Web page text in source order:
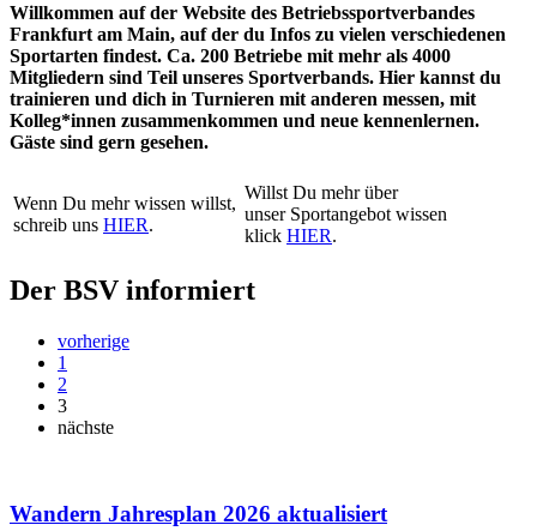
Willkommen auf der Website des Betriebssportverbandes
Frankfurt am Main, auf der du Infos zu vielen verschiedenen
Sportarten findest. Ca. 200 Betriebe mit mehr als 4000
Mitgliedern sind Teil unseres Sportverbands. Hier kannst du
trainieren und dich in Turnieren mit anderen messen, mit
Kolleg*innen zusammenkommen und neue kennenlernen.
Gäste sind gern gesehen.
Wenn Du mehr wissen willst,
schreib uns HIER.
Willst Du mehr über
unser Sportangebot wissen
klick HIER.
Der BSV informiert
vorherige
1
2
3
nächste
Wandern Jahresplan 2026 aktualisiert